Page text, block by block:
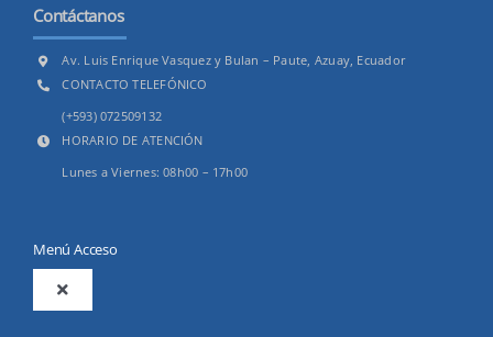
Contáctanos
Av. Luis Enrique Vasquez y Bulan – Paute, Azuay, Ecuador
CONTACTO TELEFÓNICO
(+593) 072509132
HORARIO DE ATENCIÓN
Lunes a Viernes: 08h00 – 17h00
Menú Acceso
Toggle